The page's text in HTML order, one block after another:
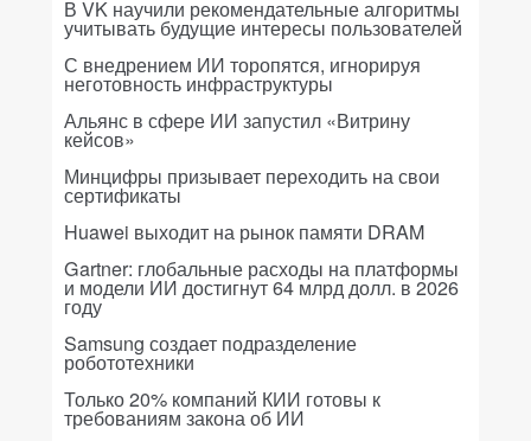
В VK научили рекомендательные алгоритмы
учитывать будущие интересы пользователей
С внедрением ИИ торопятся, игнорируя
неготовность инфраструктуры
Альянс в сфере ИИ запустил «Витрину
кейсов»
Минцифры призывает переходить на свои
сертификаты
Huawei выходит на рынок памяти DRAM
Gartner: глобальные расходы на платформы
и модели ИИ достигнут 64 млрд долл. в 2026
году
Samsung создает подразделение
робототехники
Только 20% компаний КИИ готовы к
требованиям закона об ИИ